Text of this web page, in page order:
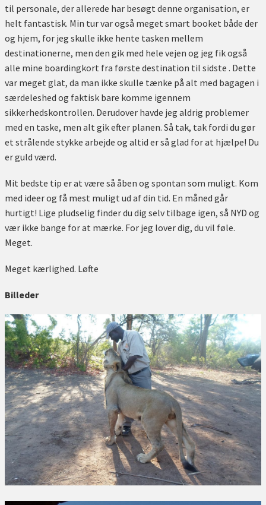
til personale, der allerede har besøgt denne organisation, er
helt fantastisk. Min tur var også meget smart booket både der
og hjem, for jeg skulle ikke hente tasken mellem
destinationerne, men den gik med hele vejen og jeg fik også
alle mine boardingkort fra første destination til sidste . Dette
var meget glat, da man ikke skulle tænke på alt med bagagen i
særdeleshed og faktisk bare komme igennem
sikkerhedskontrollen. Derudover havde jeg aldrig problemer
med en taske, men alt gik efter planen. Så tak, tak fordi du gør
et strålende stykke arbejde og altid er så glad for at hjælpe! Du
er guld værd.
Mit bedste tip er at være så åben og spontan som muligt. Kom
med ideer og få mest muligt ud af din tid. En måned går
hurtigt! Lige pludselig finder du dig selv tilbage igen, så NYD og
vær ikke bange for at mærke. For jeg lover dig, du vil føle.
Meget.
Meget kærlighed. Løfte
Billeder